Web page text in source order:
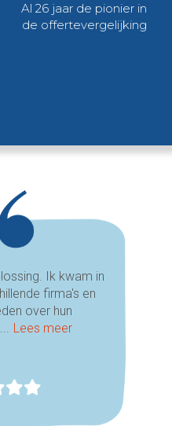
Al 26 jaar de pionier in
de offertevergelijking
Ik kwam in
firma's en
over hun
Lees meer